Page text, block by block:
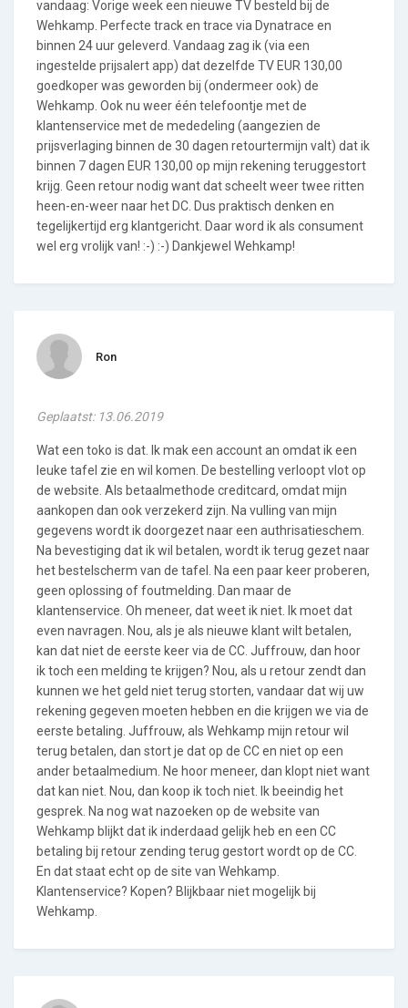
vandaag: Vorige week een nieuwe TV besteld bij de
Wehkamp. Perfecte track en trace via Dynatrace en
binnen 24 uur geleverd. Vandaag zag ik (via een
ingestelde prijsalert app) dat dezelfde TV EUR 130,00
goedkoper was geworden bij (ondermeer ook) de
Wehkamp. Ook nu weer één telefoontje met de
klantenservice met de mededeling (aangezien de
prijsverlaging binnen de 30 dagen retourtermijn valt) dat ik
binnen 7 dagen EUR 130,00 op mijn rekening teruggestort
krijg. Geen retour nodig want dat scheelt weer twee ritten
heen-en-weer naar het DC. Dus praktisch denken en
tegelijkertijd erg klantgericht. Daar word ik als consument
wel erg vrolijk van! :-) :-) Dankjewel Wehkamp!
Ron
Geplaatst: 13.06.2019
Wat een toko is dat. Ik mak een account an omdat ik een
leuke tafel zie en wil komen. De bestelling verloopt vlot op
de website. Als betaalmethode creditcard, omdat mijn
aankopen dan ook verzekerd zijn. Na vulling van mijn
gegevens wordt ik doorgezet naar een authrisatieschem.
Na bevestiging dat ik wil betalen, wordt ik terug gezet naar
het bestelscherm van de tafel. Na een paar keer proberen,
geen oplossing of foutmelding. Dan maar de
klantenservice. Oh meneer, dat weet ik niet. Ik moet dat
even navragen. Nou, als je als nieuwe klant wilt betalen,
kan dat niet de eerste keer via de CC. Juffrouw, dan hoor
ik toch een melding te krijgen? Nou, als u retour zendt dan
kunnen we het geld niet terug storten, vandaar dat wij uw
rekening gegeven moeten hebben en die krijgen we via de
eerste betaling. Juffrouw, als Wehkamp mijn retour wil
terug betalen, dan stort je dat op de CC en niet op een
ander betaalmedium. Ne hoor meneer, dan klopt niet want
dat kan niet. Nou, dan koop ik toch niet. Ik beeindig het
gesprek. Na nog wat nazoeken op de website van
Wehkamp blijkt dat ik inderdaad gelijk heb en een CC
betaling bij retour zending terug gestort wordt op de CC.
En dat staat echt op de site van Wehkamp.
Klantenservice? Kopen? Blijkbaar niet mogelijk bij
Wehkamp.